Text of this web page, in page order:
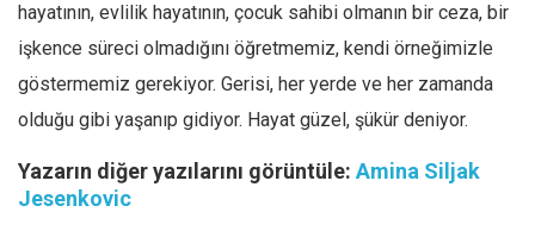
hayatının, evlilik hayatının, çocuk sahibi olmanın bir ceza, bir
işkence süreci olmadığını öğretmemiz, kendi örneğimizle
göstermemiz gerekiyor. Gerisi, her yerde ve her zamanda
olduğu gibi yaşanıp gidiyor. Hayat güzel, şükür deniyor.
Yazarın diğer yazılarını görüntüle: Amina Siljak
Jesenkovic